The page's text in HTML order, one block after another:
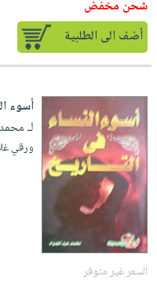
شحن مخفض
أضف الى الطلبية
أسوء
لـ
ورقي
السعر غير متوفر